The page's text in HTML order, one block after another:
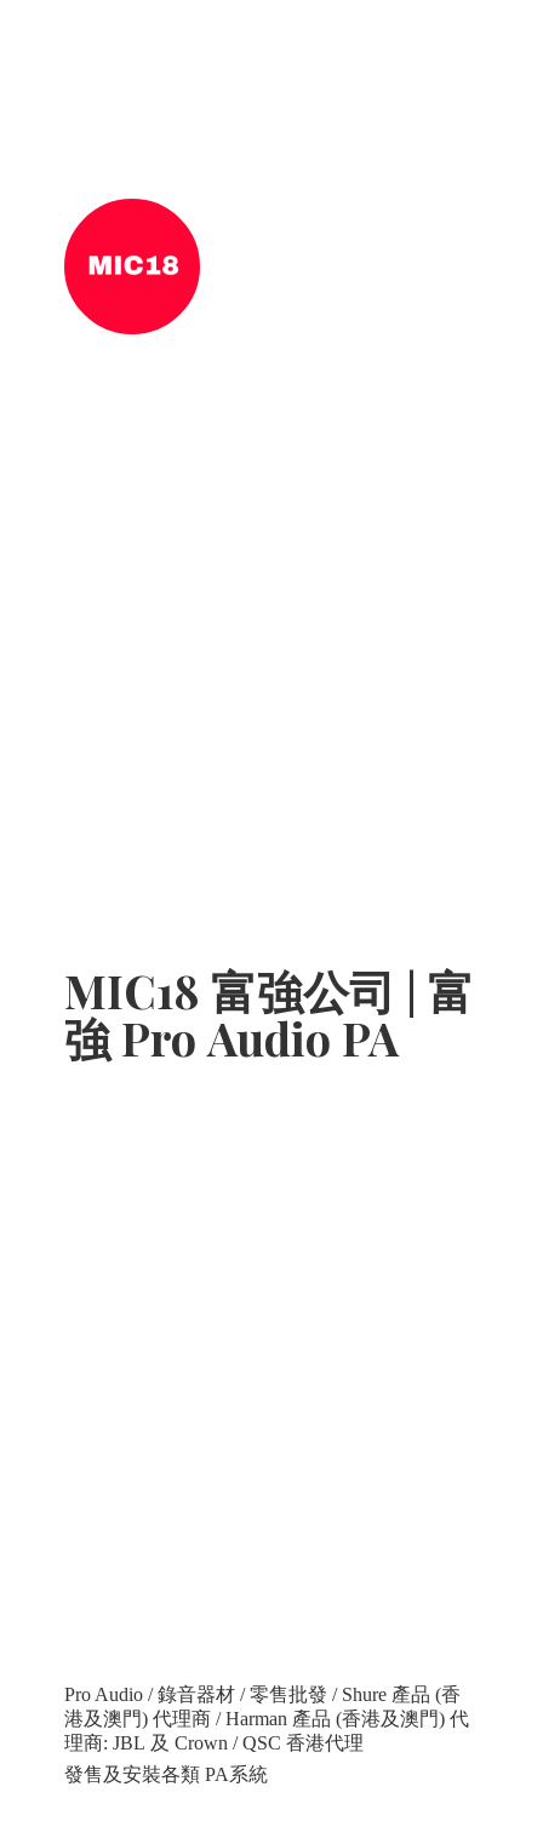
MIC18 富強公司 | 富
強 Pro Audio PA
Pro Audio / 錄音器材 / 零售批發 / Shure 產品 (香
港及澳門) 代理商 / Harman 產品 (香港及澳門) 代
理商: JBL 及 Crown / QSC 香港代理
發售及安裝各類 PA系統